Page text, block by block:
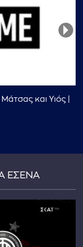
αναζήτηση
και Υιός |
ΕΣΕΝΑ